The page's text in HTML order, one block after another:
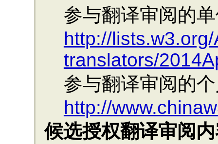
参与翻译审阅的
http://
translators/
参与翻译审阅的
http://
候选授权翻译审阅